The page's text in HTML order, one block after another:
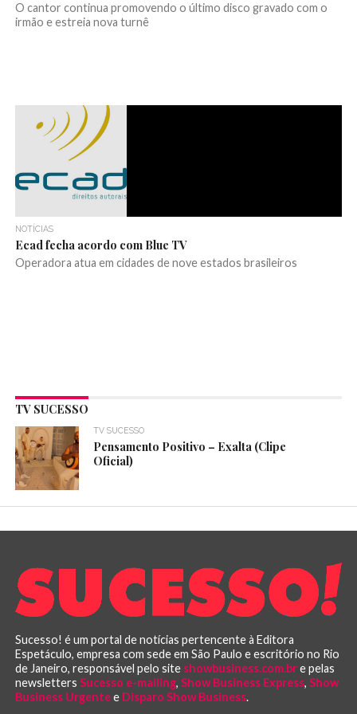
O cantor continua promovendo o último disco gravado com o
irmão e estreia nova turnê
NOTÍCIAS
Ecad fecha acordo com Blue TV
Operadora atua em cidades de nove estados brasileiros
TV SUCESSO
TV SUCESSO
Pensamento Positivo – Exalta (Clipe
Oficial)
Sucesso! é um portal de notícias pertencente à Editora
Espetáculo, empresa com sede em São Paulo e escritório no Rio
de Janeiro, responsável pelo site showbusiness.com.bre pelas
newsletters Sucesso e-mailing, Show Business Express, Show
Business Urgentee Disparo Show Business.